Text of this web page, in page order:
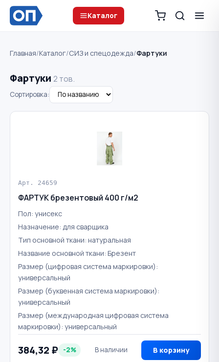
Каталог
Главная/Каталог/СИЗ и спецодежда/Фартуки
Фартуки 2 тов.
Сортировка:
Арт. 24659
ФАРТУК брезентовый 400 г/м2
Пол: унисекс
Назначение: для сварщика
Тип основной ткани: натуральная
Название основной ткани: Брезент
Размер (цифровая система маркировки):
универсальный
Размер (буквенная система маркировки):
универсальный
Размер (международная цифровая система
маркировки): универсальный
384,32 ₽ -2% В наличии В корзину